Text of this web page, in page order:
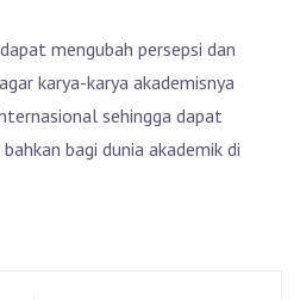
mengubah persepsi dan
karya-karya akademisnya
sehingga dapat
bagi dunia akademik di